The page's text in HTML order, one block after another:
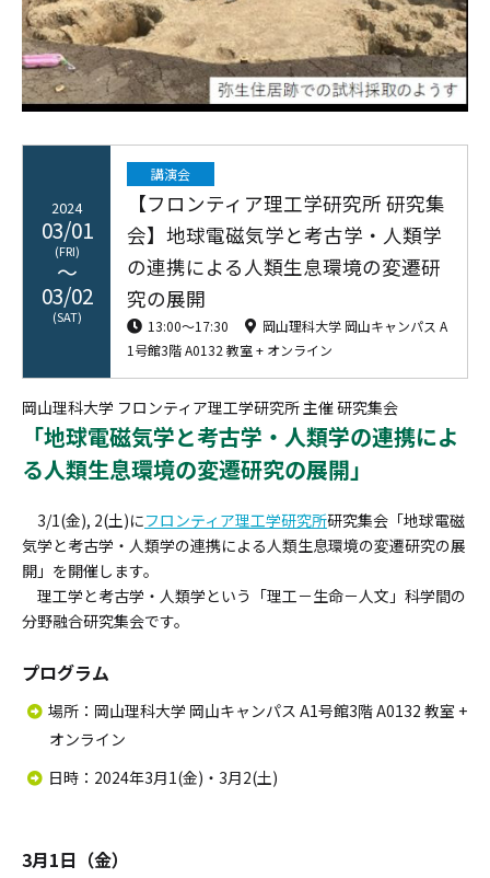
2024
03/01
(FRI)
03/02
(SAT)
講演会
【フロンティア理工学研究所 研究集
会】地球電磁気学と考古学・人類学
の連携による人類生息環境の変遷研
究の展開
13:00〜17:30
岡山理科大学 岡山キャンパス A
1号館3階 A0132 教室 + オンライン
岡山理科大学 フロンティア理工学研究所 主催 研究集会
「地球電磁気学と考古学・人類学の連携によ
る人類生息環境の変遷研究の展開」
3/1(金), 2(土)にフロンティア理工学研究所研究集会「地球電磁
気学と考古学・人類学の連携による人類生息環境の変遷研究の展
開」を開催します。
理工学と考古学・人類学という「理工－生命－人文」科学間の
分野融合研究集会です。
プログラム
場所：岡山理科大学 岡山キャンパス A1号館3階 A0132 教室 +
オンライン
日時：2024年3月1(金)・3月2(土)
3月1日（金）